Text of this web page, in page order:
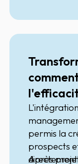
au CRM
permis la
prospects
Après